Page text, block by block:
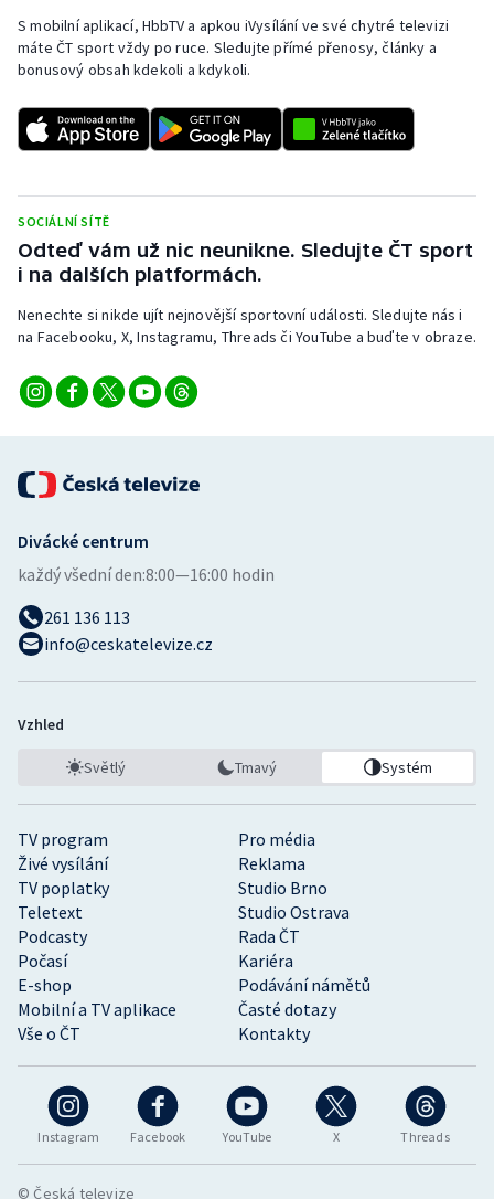
Rychlobruslení
Rychlostní kanoistika
Short track
Stolní tenis
Triatlon
Veslování
Vodní slalom
Volejbal
Ostatní
S mobilní aplikací, HbbTV a apkou iVysílání ve své chytré televizi
máte ČT sport vždy po ruce. Sledujte přímé přenosy, články a
bonusový obsah kdekoli a kdykoli.
SOCIÁLNÍ SÍTĚ
Odteď vám už nic neunikne. Sledujte ČT sport
i na dalších platformách.
Nenechte si nikde ujít nejnovější sportovní události. Sledujte nás i
na Facebooku, X, Instagramu, Threads či YouTube a buďte v obraze.
Instagram Facebook YouTube X Threads
TV program
Pro média
Živé vysílání
Reklama
TV poplatky
Studio Brno
Teletext
Studio Ostrava
Podcasty
Rada ČT
Počasí
Kariéra
E-shop
Podávání námětů
Mobilní a TV aplikace
Časté dotazy
Vše o ČT
Kontakty
Divácké centrum
každý všední den:8:00—16:00 hodin
261 136 113
info@ceskatelevize.cz
Vzhled
Světlý Tmavý Systém
© Česká televize